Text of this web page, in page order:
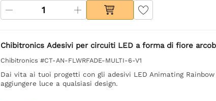
Chibitronics Adesivi per circuiti LED a forma di fiore
Chibitronics #CT-AN-FLWRFADE-MULTI-6-V1
Dai vita ai tuoi progetti con gli adesivi LED Animating
aggiungere luce a qualsiasi design.